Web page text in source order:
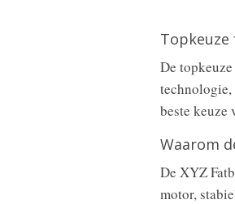
Topkeuze
De
technologie,
beste keuze
Waarom
De XYZ
motor,